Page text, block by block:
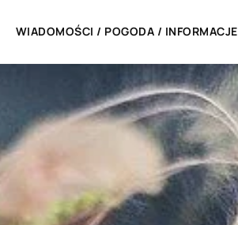
WIADOMOŚCI / POGODA / INFORMACJE